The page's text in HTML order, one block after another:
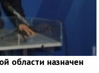
области назначен